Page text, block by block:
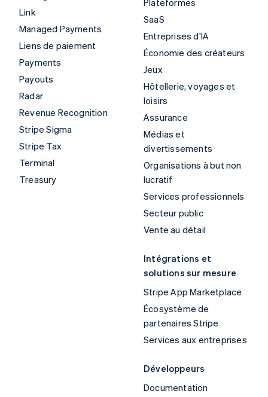
Link
Managed Payments
Liens de paiement
Payments
Payouts
Radar
Revenue Recognition
Stripe Sigma
Stripe Tax
Terminal
Treasury
SaaS
Entreprises d'IA
Économie des créateurs
Jeux
Hôtellerie, voyages et
loisirs
Assurance
Médias et
divertissements
Organisations à but non
lucratif
Services professionnels
Secteur public
Vente au détail
Intégrations et
solutions sur mesure
Stripe App Marketplace
Écosystème de
partenaires Stripe
Services aux entreprises
Développeurs
Documentation